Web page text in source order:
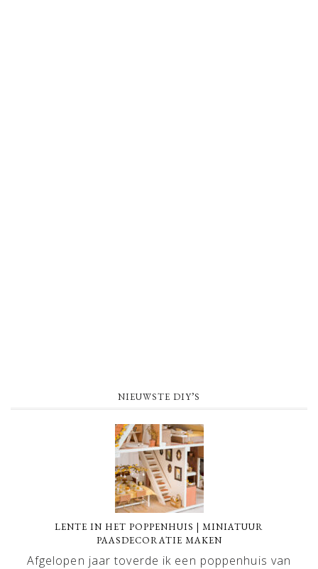
NIEUWSTE DIY’S
LENTE IN HET POPPENHUIS | MINIATUUR
PAASDECORATIE MAKEN
Afgelopen jaar toverde ik een poppenhuis van